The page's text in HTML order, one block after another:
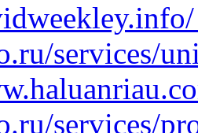
services/
services/